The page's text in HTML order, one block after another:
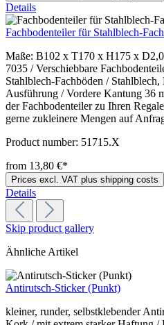
Details
Fachbodenteiler für Stahlblech-
Maße: B102 x T170 x H175 x
7035 / Verschiebbare
Stahlblech-Fachböden /
Ausführung / Vordere Kantung 36
der Fachbodenteiler zu Ihren
gerne zukleinere Mengen auf
Product number: 51715.X
from 13,80 €*
Prices excl. VAT plus shipping costs
Details
Skip product gallery
Ähnliche Artikel
Antirutsch-Sticker (Punkt)
kleiner, runder, selbstklebender